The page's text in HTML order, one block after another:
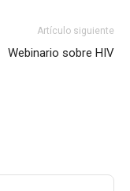
Artículo siguiente
Webinario sobre HIV